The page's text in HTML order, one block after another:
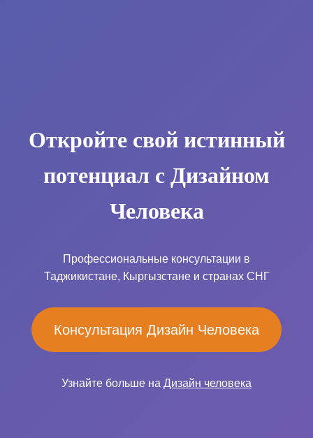
Откройте свой истинный
потенциал с Дизайном
Человека
Профессиональные консультации в
Таджикистане, Кыргызстане и странах СНГ
Консультация Дизайн Человека
Узнайте больше на Дизайн человека